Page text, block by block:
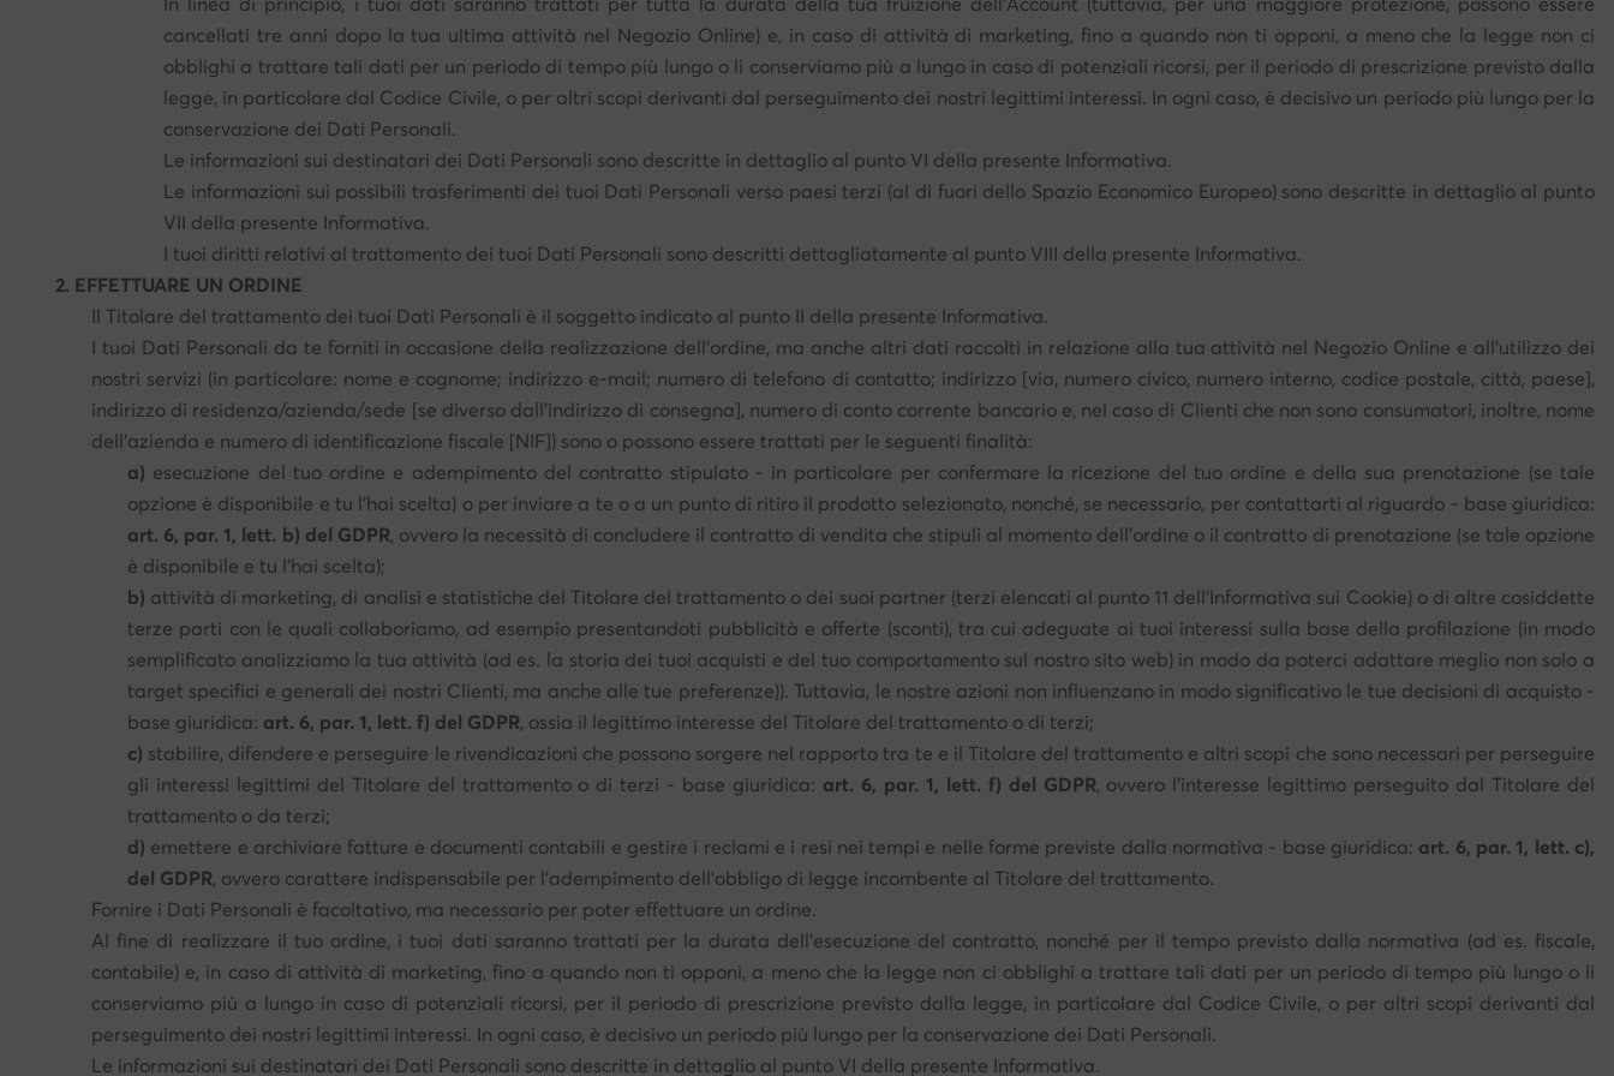
cancellati tre anni dopo la tua ultima attività nel Negozio Online) e, in caso di attività di marketing, fino a quando non ti opponi, a meno che la legge non ci
obblighi a trattare tali dati per un periodo di tempo più lungo o li conserviamo più a lungo in caso di potenziali ricorsi, per il periodo di prescrizione previsto dalla
legge, in particolare dal Codice Civile, o per altri scopi derivanti dal perseguimento dei nostri legittimi interessi. In ogni caso, è decisivo un periodo più lungo per la
conservazione dei Dati Personali.
Le informazioni sui destinatari dei Dati Personali sono descritte in dettaglio al punto VI della presente Informativa.
Le informazioni sui possibili trasferimenti dei tuoi Dati Personali verso paesi terzi (al di fuori dello Spazio Economico Europeo) sono descritte in dettaglio al punto
VII della presente Informativa.
I tuoi diritti relativi al trattamento dei tuoi Dati Personali sono descritti dettagliatamente al punto VIII della presente Informativa.
2. EFFETTUARE UN ORDINE
Il Titolare del trattamento dei tuoi Dati Personali è il soggetto indicato al punto II della presente Informativa.
I tuoi Dati Personali da te forniti in occasione della realizzazione dell'ordine, ma anche altri dati raccolti in relazione alla tua attività nel Negozio Online e all'utilizzo dei
nostri servizi (in particolare: nome e cognome; indirizzo e-mail; numero di telefono di contatto; indirizzo [via, numero civico, numero interno, codice postale, città, paese],
indirizzo di residenza/azienda/sede [se diverso dall'indirizzo di consegna], numero di conto corrente bancario e, nel caso di Clienti che non sono consumatori, inoltre, nome
dell'azienda e numero di identificazione fiscale [NIF]) sono o possono essere trattati per le seguenti finalità:
a) esecuzione del tuo ordine e adempimento del contratto stipulato - in particolare per confermare la ricezione del tuo ordine e della sua prenotazione (se tale
opzione è disponibile e tu l'hai scelta) o per inviare a te o a un punto di ritiro il prodotto selezionato, nonché, se necessario, per contattarti al riguardo - base giuridica:
art. 6, par. 1, lett. b) del GDPR, ovvero la necessità di concludere il contratto di vendita che stipuli al momento dell'ordine o il contratto di prenotazione (se tale opzione
è disponibile e tu l'hai scelta);
b) attività di marketing, di analisi e statistiche del Titolare del trattamento o dei suoi partner (terzi elencati al punto 11 dell'Informativa sui Cookie) o di altre cosiddette
terze parti con le quali collaboriamo, ad esempio presentandoti pubblicità e offerte (sconti), tra cui adeguate ai tuoi interessi sulla base della profilazione (in modo
semplificato analizziamo la tua attività (ad es. la storia dei tuoi acquisti e del tuo comportamento sul nostro sito web) in modo da poterci adattare meglio non solo a
target specifici e generali dei nostri Clienti, ma anche alle tue preferenze)). Tuttavia, le nostre azioni non influenzano in modo significativo le tue decisioni di acquisto -
base giuridica: art. 6, par. 1, lett. f) del GDPR, ossia il legittimo interesse del Titolare del trattamento o di terzi;
c) stabilire, difendere e perseguire le rivendicazioni che possono sorgere nel rapporto tra te e il Titolare del trattamento e altri scopi che sono necessari per perseguire
gli interessi legittimi del Titolare del trattamento o di terzi - base giuridica: art. 6, par. 1, lett. f) del GDPR, ovvero l'interesse legittimo perseguito dal Titolare del
trattamento o da terzi;
d) emettere e archiviare fatture e documenti contabili e gestire i reclami e i resi nei tempi e nelle forme previste dalla normativa - base giuridica: art. 6, par. 1, lett. c),
del GDPR, ovvero carattere indispensabile per l'adempimento dell'obbligo di legge incombente al Titolare del trattamento.
Fornire i Dati Personali è facoltativo, ma necessario per poter effettuare un ordine.
Al fine di realizzare il tuo ordine, i tuoi dati saranno trattati per la durata dell’esecuzione del contratto, nonché per il tempo previsto dalla normativa (ad es. fiscale,
contabile) e, in caso di attività di marketing, fino a quando non ti opponi, a meno che la legge non ci obblighi a trattare tali dati per un periodo di tempo più lungo o li
conserviamo più a lungo in caso di potenziali ricorsi, per il periodo di prescrizione previsto dalla legge, in particolare dal Codice Civile, o per altri scopi derivanti dal
perseguimento dei nostri legittimi interessi. In ogni caso, è decisivo un periodo più lungo per la conservazione dei Dati Personali.
Le informazioni sui destinatari dei Dati Personali sono descritte in dettaglio al punto VI della presente Informativa.